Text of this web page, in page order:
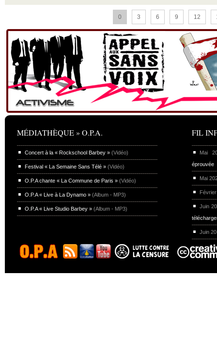
0 3 6 9 12
MÉDIATHÈQUE » O.P.A.
Concert à la « Rockschool Barbey » (Vidéo)
Festival « La Semaine Sans Télé » (Vidéo)
O.P.A chante « La Commune de Paris » (Vidéo)
O.P.A « Live à La Dynamo » (Album - MP3)
O.P.A « Live Studio Barbey » (Album - MP3)
FIL
Mai
éprouvée
Mai
Juin
Juin